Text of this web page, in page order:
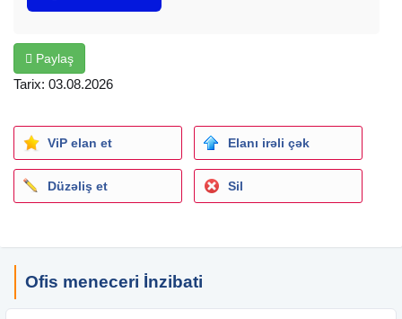
Əmək haqqı: 800-900 AZN
Paylaş
Tarix: 03.08.2026
ViP elan et Elanı irəli çək
Düzəliş et Sil
Ofis meneceri İnzibati